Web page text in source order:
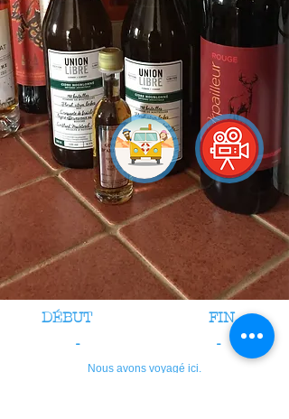
DÉBUT
-
FIN
-
Nous avons voyagé ici.